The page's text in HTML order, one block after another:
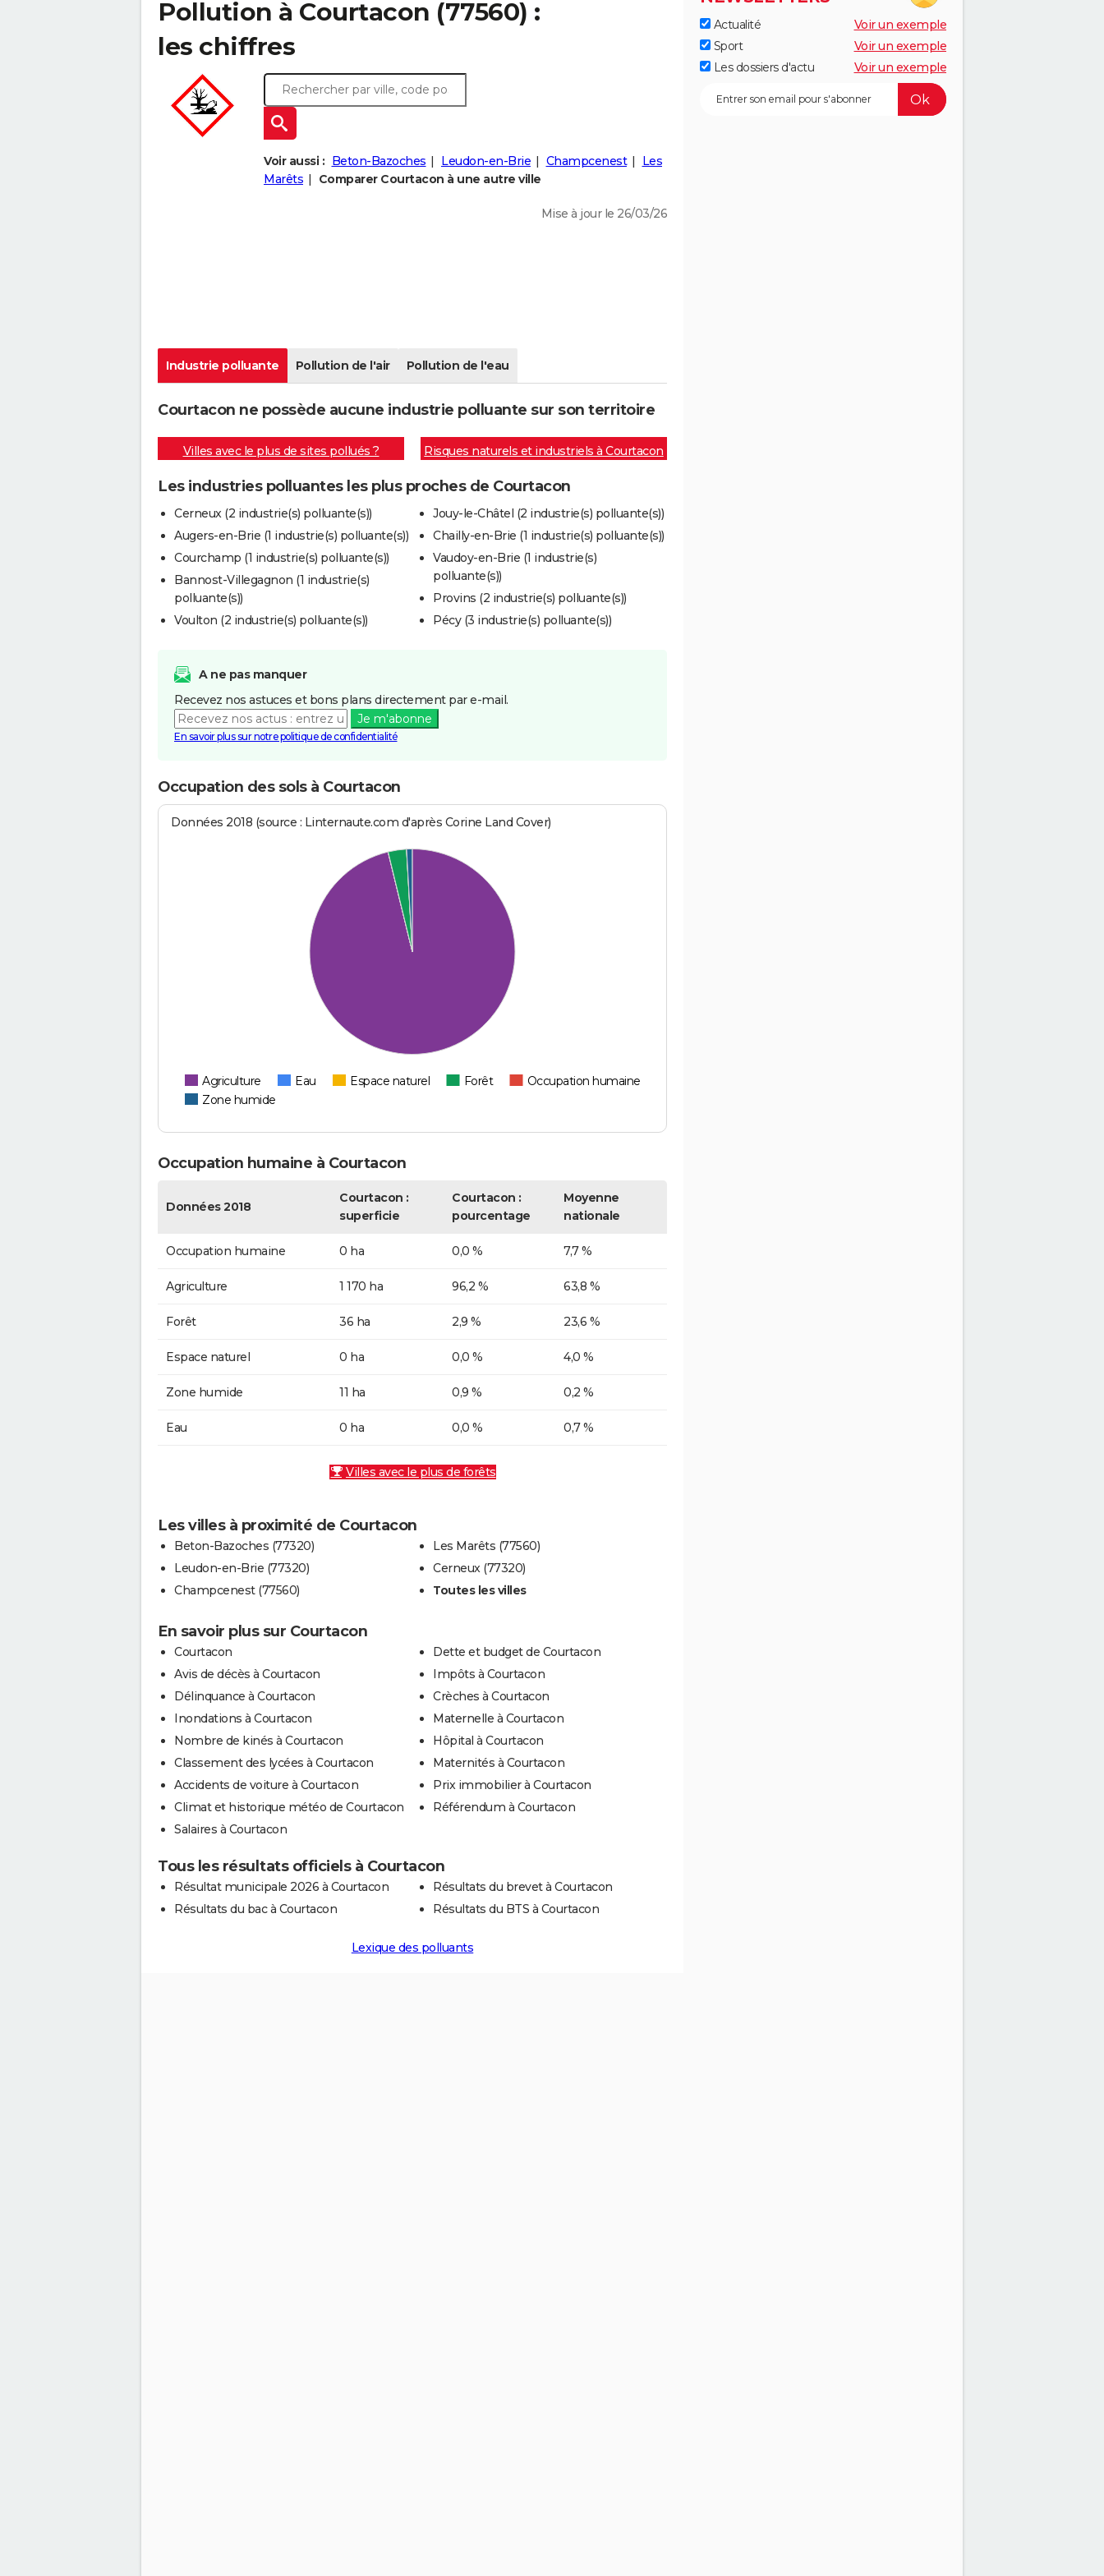
Pollution à Courtacon (77560) :
les chiffres
Voir aussi : Beton-Bazoches Leudon-en-Brie Champcenest
Les
Marêts
Comparer Courtacon à une autre ville
Mise à jour le 26/03/26
Industrie polluante Pollution de l'air Pollution de l'eau
Courtacon ne possède aucune industrie polluante sur son territoire
Villes avec le plus de sites pollués ? Risques naturels et industriels à Courtacon
Les industries polluantes les plus proches de Courtacon
Cerneux (2 industrie(s) polluante(s))
Augers-en-Brie (1 industrie(s) polluante(s))
Courchamp (1 industrie(s) polluante(s))
Bannost-Villegagnon (1 industrie(s)
polluante(s))
Voulton (2 industrie(s) polluante(s))
Jouy-le-Châtel (2 industrie(s) polluante(s))
Chailly-en-Brie (1 industrie(s) polluante(s))
Vaudoy-en-Brie (1 industrie(s)
polluante(s))
Provins (2 industrie(s) polluante(s))
Pécy (3 industrie(s) polluante(s))
A ne pas manquer
Recevez nos astuces et bons plans directement par e-mail.
Je m'abonne
En savoir plus sur notre politique de confidentialité
Occupation des sols à Courtacon
Données 2018 (source : Linternaute.com d'après Corine Land Cover)
Agriculture Eau Espace naturel Forêt
Occupation humaine
Zone humide
Occupation humaine à Courtacon
Données 2018
Courtacon :
superficie
Courtacon :
pourcentage
Moyenne
nationale
Occupation humaine 0 ha 0,0 % 7,7 %
Agriculture 1 170 ha 96,2 % 63,8 %
Forêt 36 ha 2,9 % 23,6 %
Espace naturel 0 ha 0,0 % 4,0 %
Zone humide 11 ha 0,9 % 0,2 %
Eau 0 ha 0,0 % 0,7 %
Villes avec le plus de forêts
Les villes à proximité de Courtacon
Beton-Bazoches (77320)
Leudon-en-Brie (77320)
Champcenest (77560)
Les Marêts (77560)
Cerneux (77320)
Toutes les villes
En savoir plus sur Courtacon
Courtacon
Avis de décès à Courtacon
Délinquance à Courtacon
Inondations à Courtacon
Nombre de kinés à Courtacon
Classement des lycées à Courtacon
Accidents de voiture à Courtacon
Climat et historique météo de Courtacon
Salaires à Courtacon
Dette et budget de Courtacon
Impôts à Courtacon
Crèches à Courtacon
Maternelle à Courtacon
Hôpital à Courtacon
Maternités à Courtacon
Prix immobilier à Courtacon
Référendum à Courtacon
Tous les résultats officiels à Courtacon
Résultat municipale 2026 à Courtacon
Résultats du bac à Courtacon
Résultats du brevet à Courtacon
Résultats du BTS à Courtacon
Lexique des polluants
Actualité
Voir un exemple
Sport
Voir un exemple
Les dossiers d'actu
Voir un exemple